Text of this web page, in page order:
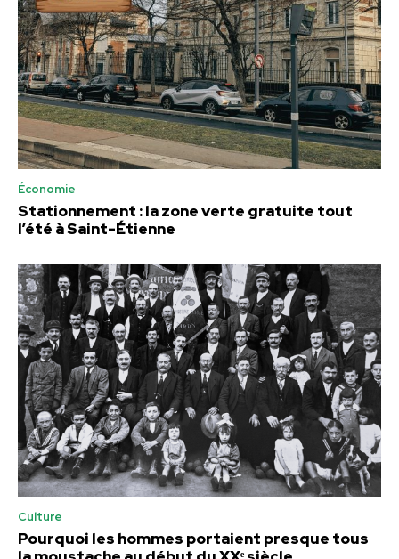
Économie
Stationnement : la zone verte gratuite tout
l’été à Saint-Étienne
Culture
Pourquoi les hommes portaient presque tous